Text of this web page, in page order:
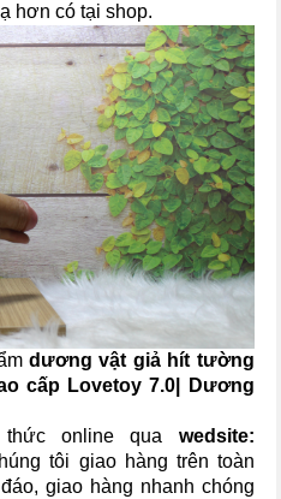
hơn có tại shop.
dương vật giả hít tường
cấp Lovetoy 7.0| Dương
online qua wedsite:
tôi giao hàng trên toàn
giao hàng nhanh chóng